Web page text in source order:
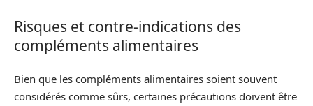
Risques et contre-indications des
compléments alimentaires
Bien que les compléments alimentaires soient souvent
considérés comme sûrs, certaines précautions doivent être